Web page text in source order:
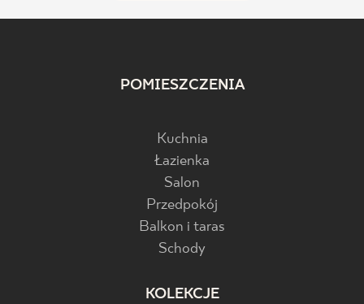
POMIESZCZENIA
Kuchnia
Łazienka
Salon
Przedpokój
Balkon i taras
Schody
KOLEKCJE